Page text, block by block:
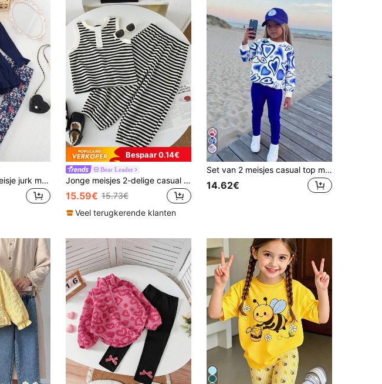
Elladie kids Jong meisje jurk met ronde hals, ruches, lange mouwen en gebloemde broek 2 stks/set
Bespaar 0.14€
Bear Leader
Jonge meisjes 2-delige casual gebreide stoffen tanktop en broekset voor de zomer
15.59€ 15.73€
Veel terugkerende klanten
Set van 2 meisjes casual top met hartprint, lange mouwen en roze broek
14.62€